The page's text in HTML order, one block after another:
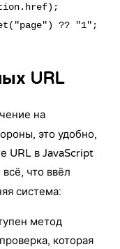
URL
на
это удобно,
URL в JavaScript
всё, что ввёл
система:
метод
которая